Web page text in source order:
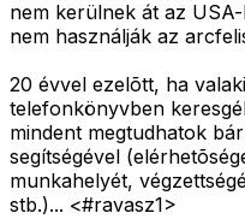
nem kerülnek át az
nem használják az
20 évvel ezelõtt, ha
telefonkönyvben
mindent megtudhatok
segítségével
munkahelyét,
stb.)... <#ravasz1>